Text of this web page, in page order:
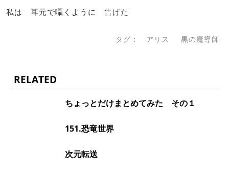
私は 耳元で囁くように 告げた
タグ： アリス 黒の魔導師
RELATED
ちょっとだけまとめてみた その１
151.恐竜世界
次元転送